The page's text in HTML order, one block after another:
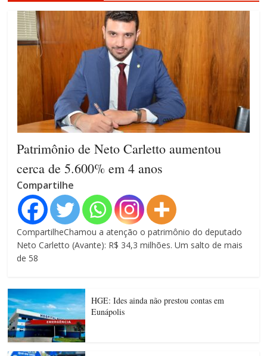
Patrimônio de Neto Carletto aumentou
cerca de 5.600% em 4 anos
Compartilhe
CompartilheChamou a atenção o patrimônio do deputado
Neto Carletto (Avante): R$ 34,3 milhões. Um salto de mais
de 58
HGE: Ides ainda não prestou contas em
Eunápolis